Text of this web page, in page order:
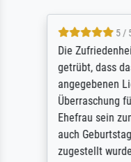
5 /
Die
getrübt, dass
angegebenen
Überraschung
Ehefrau sein
auch
zugestellt